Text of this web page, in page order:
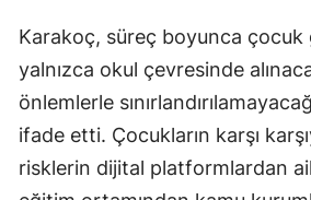
Karakoç, süreç boyunca çocuk
yalnızca okul çevresinde
önlemlerle
ifade etti. Çocukların karşı
risklerin dijital platformlardan